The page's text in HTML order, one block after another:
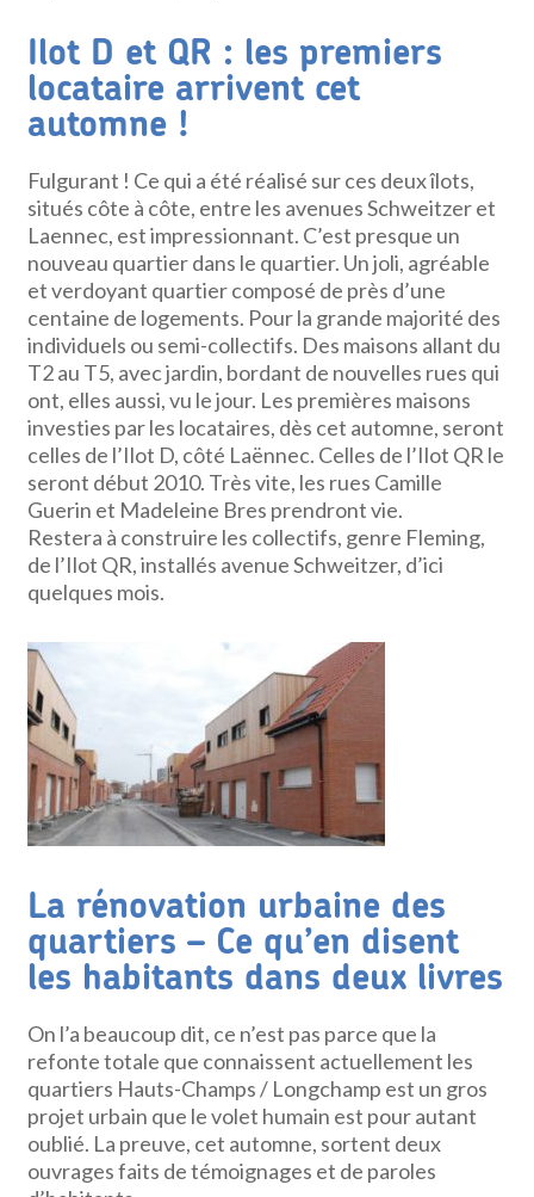
Ilot D et QR : les premiers
locataire arrivent cet
automne !
Fulgurant ! Ce qui a été réalisé sur ces deux îlots,
situés côte à côte, entre les avenues Schweitzer et
Laennec, est impressionnant. C’est presque un
nouveau quartier dans le quartier. Un joli, agréable
et verdoyant quartier composé de près d’une
centaine de logements. Pour la grande majorité des
individuels ou semi-collectifs. Des maisons allant du
T2 au T5, avec jardin, bordant de nouvelles rues qui
ont, elles aussi, vu le jour. Les premières maisons
investies par les locataires, dès cet automne, seront
celles de l’Ilot D, côté Laënnec. Celles de l’Ilot QR le
seront début 2010. Très vite, les rues Camille
Guerin et Madeleine Bres prendront vie.
Restera à construire les collectifs, genre Fleming,
de l’Ilot QR, installés avenue Schweitzer, d’ici
quelques mois.
La rénovation urbaine des
quartiers – Ce qu’en disent
les habitants dans deux livres
On l’a beaucoup dit, ce n’est pas parce que la
refonte totale que connaissent actuellement les
quartiers Hauts-Champs / Longchamp est un gros
projet urbain que le volet humain est pour autant
oublié. La preuve, cet automne, sortent deux
ouvrages faits de témoignages et de paroles